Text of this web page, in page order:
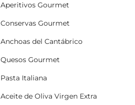
Aperitivos Gourmet
Conservas Gourmet
Anchoas del Cantábrico
Quesos Gourmet
Pasta Italiana
Aceite de Oliva Virgen Extra